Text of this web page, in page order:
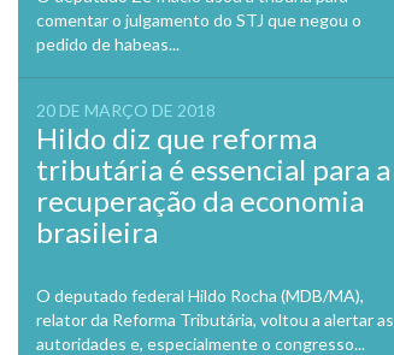
comentar o julgamento do STJ que negou o
pedido de habeas...
20 DE MARÇO DE 2018
Hildo diz que reforma
tributária é essencial para a
recuperação da economia
brasileira
O deputado federal Hildo Rocha (MDB/MA),
relator da Reforma Tributária, voltou a alertar as
autoridades e, especialmente o congresso...